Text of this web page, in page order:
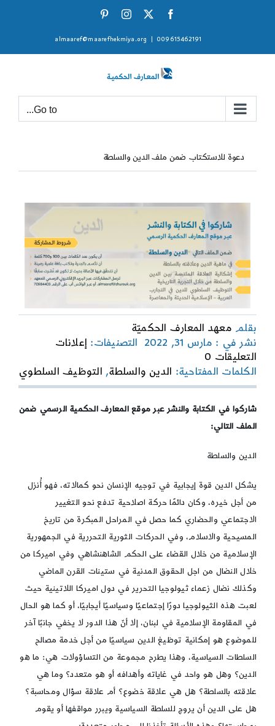
Facebook
X
Instagram
009615462191
almaaref@maarefhekmiya.org
Go to...
دعوة للاستكتاب ضمن ملف الدين والسلطة
بقلم معهد المعارف الحكميّة
نشر في : مارس 31, 2022
التصنيفات: إعلانات
التعليقات 0
on
دعوة
للاستكتاب
ملف
الدين
الكلمات المفتاحية: الدين والسلطة, التوظيف السلطوي
شاركوا في الكتابة والنشر عبر موقع المعارف الحكمية الرسمي ضمن
الملف التالي:
الدين والسلطة
يشكل الدين قوة إيجابية في توجيه الإنسان نحو كمالاته، فهو أُنزل
من أجل خيره، وكان دائمًا حركة اصلاحية تدفع نحو التغيير
الاجتماعي والحضاري كما حصل في المراحل المبكرة من تاريخ
المسيحية والاسلام، وفي الحركات الثورية التحررية في الجمهورية
الإسلامية من خلال القضاء على الحكم الشاهنشاهي وفي اميركا من
خلال النضال من اجل الحقوق المدنية في ستينات القرن الماضي
وكذلك نضال زعماء ثيولوجيا التحرير في دول اميركا اللاتينية حيث
لعبت هذه الثيولوجيا دورًا إجتماعيًا وسياسيًا أيجابيًا، أو كما هو الحال
في المقاومة الإسلامية في لبنان، إلا أنّ هذا الدور لا يخفي جانبًا آخر
للموضوع هو إمكانية توظيغ الدين سياسيًا من أجل خدمة مصالح
السلطات السياسية، وهذا يطرح مجموعة من التساؤولات هي: ما هو
الدين؟ وهل هو واحد في غاياته وأهدافه أو هو متعدد؟ وما هي
علاقته بالسلطة؟ هل هي علاقة خضوع؟ أم علاقة سؤال ومحاسبة؟
هل على الدين أن يروج للسلطة السياسية ويبرر مواقفها أو يقوم